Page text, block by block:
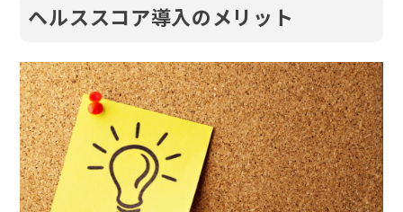
ヘルススコア導入のメリット